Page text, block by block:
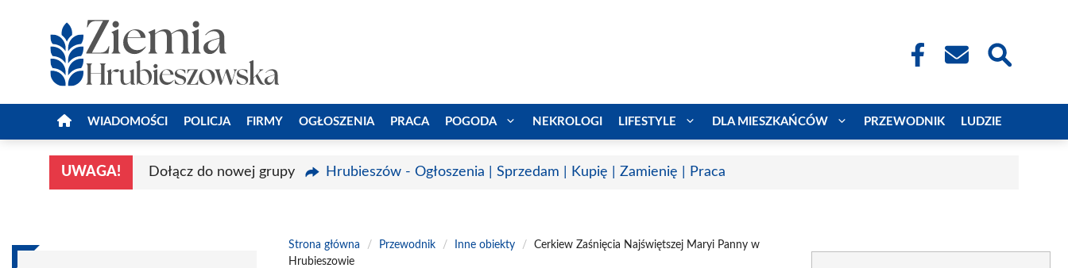
WIADOMOŚCI POLICJA FIRMY OGŁOSZENIA PRACA POGODA NEKROLOGI LIFESTYLE DLA MIESZKAŃCÓW PRZEWODNIK LUDZIE
UWAGA! Dołącz do nowej grupy Hrubieszów - Ogłoszenia | Sprzedam | Kupię | Zamienię | Praca
Strona główna / Przewodnik / Inne obiekty /
Cerkiew Zaśnięcia Najświętszej Maryi Panny w
Hrubieszowie